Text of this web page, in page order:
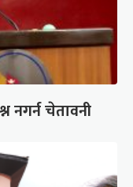
नगर्न चेतावनी